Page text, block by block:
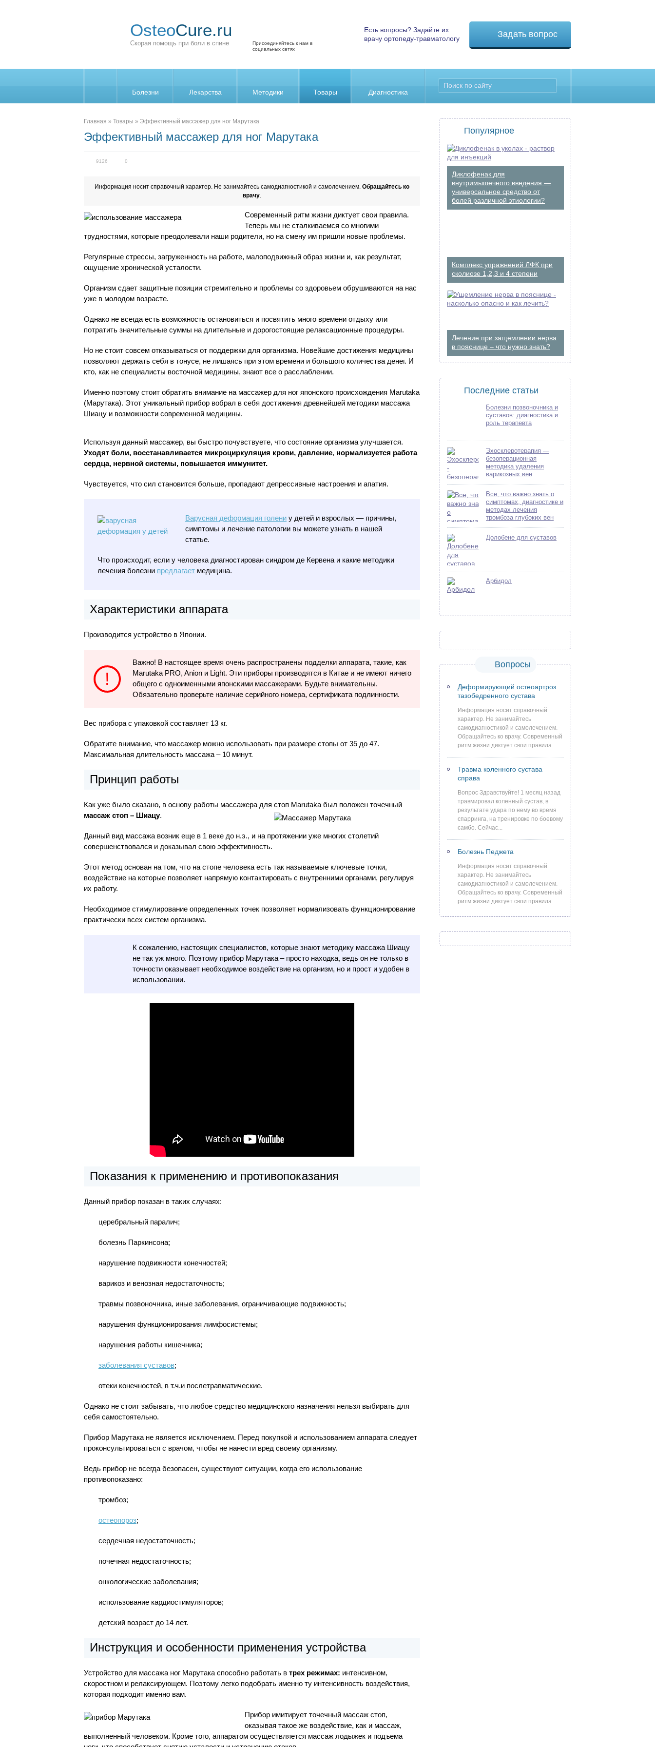
OsteoCure.ru
Скорая помощь при боли в спине
Присоединяйтесь к нам в
социальных сетях
Есть вопросы? Задайте их
врачу ортопеду-травматологу
Задать вопрос
Болезни Лекарства Методики Товары Диагностика
Главная » Товары » Эффективный массажер для ног Марутака
Эффективный массажер для ног Марутака
9126 0
Информация носит справочный характер. Не занимайтесь самодиагностикой и самолечением. Обращайтесь ко
врачу.
Современный ритм жизни диктует свои правила.
Теперь мы не сталкиваемся со многими
трудностями, которые преодолевали наши родители, но на смену им пришли новые проблемы.
Регулярные стрессы, загруженность на работе, малоподвижный образ жизни и, как результат,
ощущение хронической усталости.
Организм сдает защитные позиции стремительно и проблемы со здоровьем обрушиваются на нас
уже в молодом возрасте.
Однако не всегда есть возможность остановиться и посвятить много времени отдыху или
потратить значительные суммы на длительные и дорогостоящие релаксационные процедуры.
Но не стоит совсем отказываться от поддержки для организма. Новейшие достижения медицины
позволяют держать себя в тонусе, не лишаясь при этом времени и большого количества денег. И
кто, как не специалисты восточной медицины, знают все о расслаблении.
Именно поэтому стоит обратить внимание на массажер для ног японского происхождения Marutaka
(Марутака). Этот уникальный прибор вобрал в себя достижения древнейшей методики массажа
Шиацу и возможности современной медицины.
Используя данный массажер, вы быстро почувствуете, что состояние организма улучшается.
Уходят боли, восстанавливается микроциркуляция крови, давление, нормализуется работа
сердца, нервной системы, повышается иммунитет.
Чувствуется, что сил становится больше, пропадают депрессивные настроения и апатия.
Варусная деформация голени у детей и взрослых — причины,
симптомы и лечение патологии вы можете узнать в нашей
статье.
Что происходит, если у человека диагностирован синдром де Кервена и какие методики
лечения болезни предлагает медицина.
Характеристики аппарата
Производится устройство в Японии.
Важно! В настоящее время очень распространены подделки аппарата, такие, как
Marutaka PRO, Anion и Light. Эти приборы производятся в Китае и не имеют ничего
общего с одноименными японскими массажерами. Будьте внимательны.
Обязательно проверьте наличие серийного номера, сертификата подлинности.
Вес прибора с упаковкой составляет 13 кг.
Обратите внимание, что массажер можно использовать при размере стопы от 35 до 47.
Максимальная длительность массажа – 10 минут.
Принцип работы
Как уже было сказано, в основу работы массажера для стоп Marutaka был положен точечный
массаж стоп – Шиацу.
Данный вид массажа возник еще в 1 веке до н.э., и на протяжении уже многих столетий
совершенствовался и доказывал свою эффективность.
Этот метод основан на том, что на стопе человека есть так называемые ключевые точки,
воздействие на которые позволяет напрямую контактировать с внутренними органами, регулируя
их работу.
Необходимое стимулирование определенных точек позволяет нормализовать функционирование
практически всех систем организма.
К сожалению, настоящих специалистов, которые знают методику массажа Шиацу
не так уж много. Поэтому прибор Марутака – просто находка, ведь он не только в
точности оказывает необходимое воздействие на организм, но и прост и удобен в
использовании.
Показания к применению и противопоказания
Данный прибор показан в таких случаях:
церебральный паралич;
болезнь Паркинсона;
нарушение подвижности конечностей;
варикоз и венозная недостаточность;
травмы позвоночника, иные заболевания, ограничивающие подвижность;
нарушения функционирования лимфосистемы;
нарушения работы кишечника;
заболевания суставов;
отеки конечностей, в т.ч.и послетравматические.
Однако не стоит забывать, что любое средство медицинского назначения нельзя выбирать для
себя самостоятельно.
Прибор Марутака не является исключением. Перед покупкой и использованием аппарата следует
проконсультироваться с врачом, чтобы не нанести вред своему организму.
Ведь прибор не всегда безопасен, существуют ситуации, когда его использование
противопоказано:
тромбоз;
остеопороз;
сердечная недостаточность;
почечная недостаточность;
онкологические заболевания;
использование кардиостимуляторов;
детский возраст до 14 лет.
Инструкция и особенности применения устройства
Устройство для массажа ног Марутака способно работать в трех режимах: интенсивном,
скоростном и релаксирующем. Поэтому легко подобрать именно ту интенсивность воздействия,
которая подходит именно вам.
Прибор имитирует точечный массаж стоп,
оказывая такое же воздействие, как и массаж,
выполненный человеком. Кроме того, аппаратом осуществляется массаж лодыжек и подъема
Популярное
Диклофенак для
внутримышечного введения —
универсальное средство от
болей различной этиологии?
Комплекс упражнений ЛФК при
сколиозе 1,2,3 и 4 степени
Лечение при защемлении нерва
в пояснице – что нужно знать?
Последние статьи
Болезни позвоночника и
суставов: диагностика и
роль терапевта
Эхосклеротерапия —
безоперационная
методика удаления
варикозных вен
Все, что важно знать о
симптомах, диагностике и
методах лечения
тромбоза глубоких вен
Долобене для суставов
Арбидол
Вопросы
Деформирующий остеоартроз
тазобедренного сустава
Информация носит справочный
характер. Не занимайтесь
самодиагностикой и самолечением.
Обращайтесь ко врачу. Современный
ритм жизни диктует свои правила....
Травма коленного сустава
справа
Вопрос Здравствуйте! 1 месяц назад
травмировал коленный сустав, в
результате удара по нему во время
спарринга, на тренировке по боевому
самбо. Сейчас...
Болезнь Педжета
Информация носит справочный
характер. Не занимайтесь
самодиагностикой и самолечением.
Обращайтесь ко врачу. Современный
ритм жизни диктует свои правила....